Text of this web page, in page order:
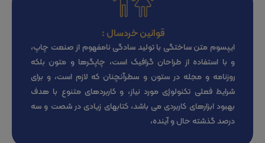
قوانین خردسال :
ایپسوم متن ساختگی با تولید سادگی نامفهوم از صنعت چاپ،
و با استفاده از طراحان گرافیک است، چاپگرها و متون بلکه
روزنامه و مجله در ستون و سطرآنچنان که لازم است، و برای
شرایط فعلی تکنولوژی مورد نیاز، و کاربردهای متنوع با هدف
بهبود ابزارهای کاربردی می باشد، کتابهای زیادی در شصت و سه
درصد گذشته حال و آینده،